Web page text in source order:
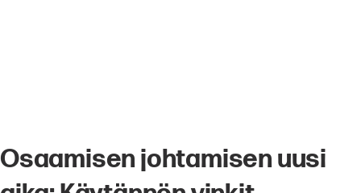
Osaamisen johtamisen uusi